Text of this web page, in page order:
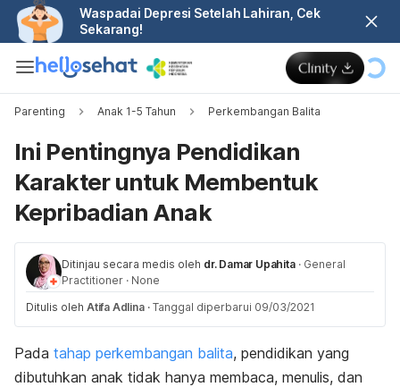
Waspadai Depresi Setelah Lahiran, Cek
Sekarang!
Parenting Anak 1-5 Tahun Perkembangan Balita
Ini Pentingnya Pendidikan
Karakter untuk Membentuk
Kepribadian Anak
Ditinjau secara medis oleh dr. Damar Upahita · General
Practitioner · None
Ditulis oleh Atifa Adlina · Tanggal diperbarui 09/03/2021
Pada tahap perkembangan balita, pendidikan yang
dibutuhkan anak tidak hanya membaca, menulis, dan